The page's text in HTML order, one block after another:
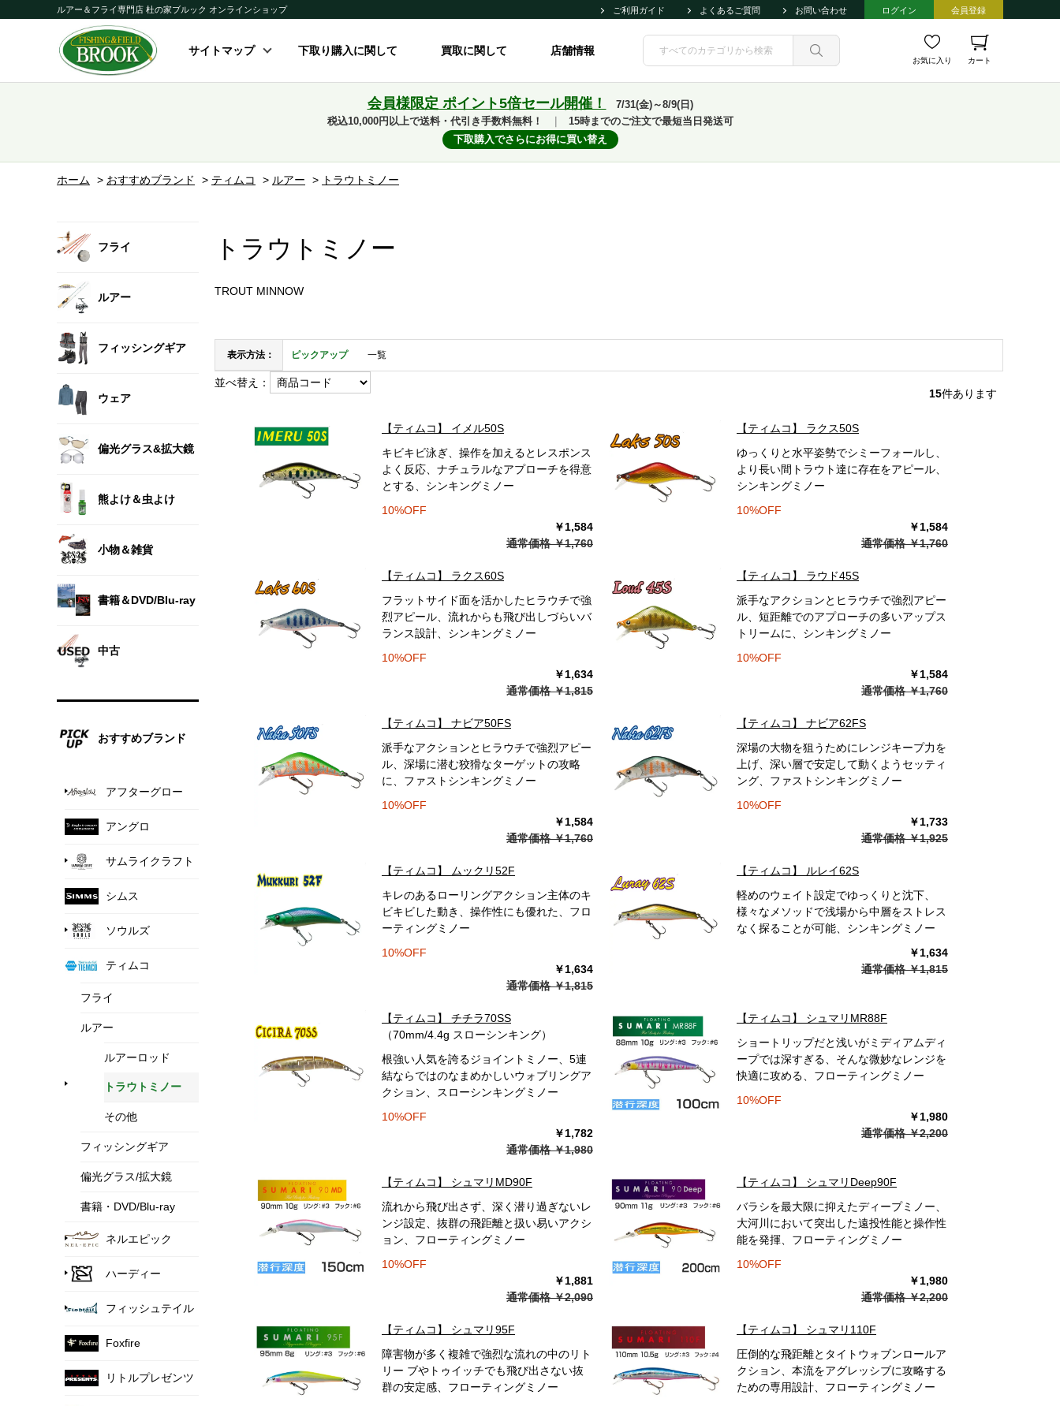
ルアー＆フライ専門店 杜の家ブルック オンラインショップ ご利用ガイド よくあるご質問 お問い合わせ ログイン 会員登録
サイトマップ 下取り購入に関して 買取に関して 店舗情報
お気に入り カート
会員様限定 ポイント5倍セール開催！
7/31(金)～8/9(日)
税込10,000円以上で送料・代引き手数料無料！
15時までのご注文で最短当日発送可
下取購入でさらにお得に買い替え
ホーム > おすすめブランド > ティムコ > ルアー > トラウトミノー
フライ
ルアー
フィッシングギア
ウェア
偏光グラス&拡大鏡
熊よけ＆虫よけ
小物＆雑貨
書籍＆DVD/Blu-ray
中古
おすすめブランド
アフターグロー
アングロ
サムライクラフト
シムス
ソウルズ
ティムコ
フライ
ルアー
ルアーロッド
トラウトミノー
その他
フィッシングギア
偏光グラス/拡大鏡
書籍・DVD/Blu-ray
ネルエピック
ハーディー
フィッシュテイル
Foxfire
リトルプレゼンツ
トラウトミノー
TROUT MINNOW
表示方法： ピックアップ 一覧
並べ替え：
15件あります
【ティムコ】 イメル50S
キビキビ泳ぎ、操作を加えるとレスポンス
よく反応、ナチュラルなアプローチを得意
とする、シンキングミノー
10%OFF
￥1,584
通常価格 ￥1,760
【ティムコ】 ラクス50S
ゆっくりと水平姿勢でシミーフォールし、
より長い間トラウト達に存在をアピール、
シンキングミノー
10%OFF
￥1,584
通常価格 ￥1,760
【ティムコ】 ラクス60S
フラットサイド面を活かしたヒラウチで強
烈アピール、流れからも飛び出しづらいバ
ランス設計、シンキングミノー
10%OFF
￥1,634
通常価格 ￥1,815
【ティムコ】 ラウド45S
派手なアクションとヒラウチで強烈アピー
ル、短距離でのアプローチの多いアップス
トリームに、シンキングミノー
10%OFF
￥1,584
通常価格 ￥1,760
【ティムコ】 ナビア50FS
派手なアクションとヒラウチで強烈アピー
ル、深場に潜む狡猾なターゲットの攻略
に、ファストシンキングミノー
10%OFF
￥1,584
通常価格 ￥1,760
【ティムコ】 ナビア62FS
深場の大物を狙うためにレンジキープ力を
上げ、深い層で安定して動くようセッティ
ング、ファストシンキングミノー
10%OFF
￥1,733
通常価格 ￥1,925
【ティムコ】 ムックリ52F
キレのあるローリングアクション主体のキ
ビキビした動き、操作性にも優れた、フロ
ーティングミノー
10%OFF
￥1,634
通常価格 ￥1,815
【ティムコ】 ルレイ62S
軽めのウェイト設定でゆっくりと沈下、
様々なメソッドで浅場から中層をストレス
なく探ることが可能、シンキングミノー
￥1,634
通常価格 ￥1,815
【ティムコ】 チチラ70SS
（70mm/4.4g スローシンキング）
根強い人気を誇るジョイントミノー、5連
結ならではのなまめかしいウォブリングア
クション、スローシンキングミノー
10%OFF
￥1,782
通常価格 ￥1,980
【ティムコ】 シュマリMR88F
ショートリップだと浅いがミディアムディ
ープでは深すぎる、そんな微妙なレンジを
快適に攻める、フローティングミノー
10%OFF
￥1,980
通常価格 ￥2,200
【ティムコ】 シュマリMD90F
流れから飛び出さず、深く潜り過ぎないレ
ンジ設定、抜群の飛距離と扱い易いアクシ
ョン、フローティングミノー
10%OFF
￥1,881
通常価格 ￥2,090
【ティムコ】 シュマリDeep90F
バラシを最大限に抑えたディープミノー、
大河川において突出した遠投性能と操作性
能を発揮、フローティングミノー
10%OFF
￥1,980
通常価格 ￥2,200
【ティムコ】 シュマリ95F
障害物が多く複雑で強烈な流れの中のリト
リー ブやトゥイッチでも飛び出さない抜
群の安定感、フローティングミノー
【ティムコ】 シュマリ110F
圧倒的な飛距離とタイトウォブンロールア
クション、本流をアグレッシブに攻略する
ための専用設計、フローティングミノー